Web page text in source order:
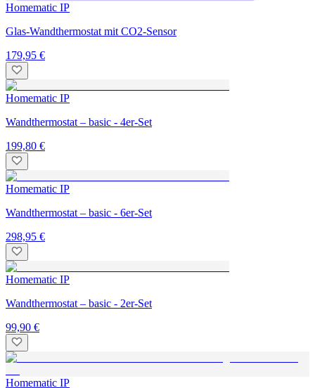
Homematic IP
Glas-Wandthermostat mit CO2-Sensor
179,95 €
Homematic IP
Wandthermostat – basic - 4er-Set
199,80 €
Homematic IP
Wandthermostat – basic - 6er-Set
298,95 €
Homematic IP
Wandthermostat – basic - 2er-Set
99,90 €
Homematic IP